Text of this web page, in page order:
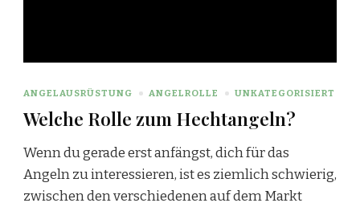
ANGELAUSRÜSTUNG ANGELROLLE UNKATEGORISIERT
Welche Rolle zum Hechtangeln?
Wenn du gerade erst anfängst, dich für das
Angeln zu interessieren, ist es ziemlich schwierig,
zwischen den verschiedenen auf dem Markt